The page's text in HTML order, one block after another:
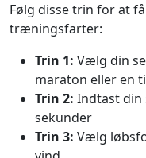
Følg disse trin for at
træningsfarter:
Trin 1: Vælg din
maraton eller en
Trin 2: Indtast din
sekunder
Trin 3: Vælg